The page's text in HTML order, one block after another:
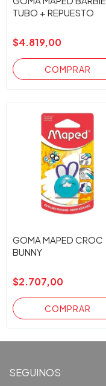
TUBO + REPUESTO
$4.819,00
GOMA MAPED CROC
BUNNY
$2.707,00
SEGUINOS